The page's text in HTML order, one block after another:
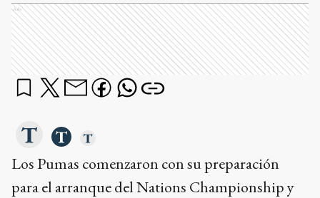
Ads
Los Pumas comenzaron con su preparación
para el arranque del Nations Championship y